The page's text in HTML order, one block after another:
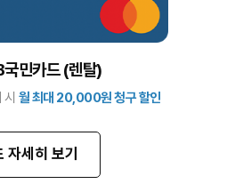
민카드 (렌탈)
월 최대 20,000원 청구 할인
자세히 보기